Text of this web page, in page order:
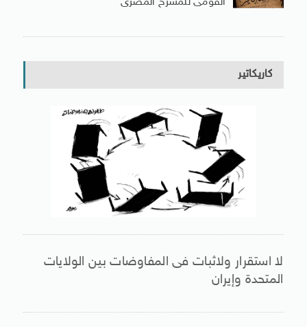
كاريكاتير
لا استقرار ولاثبات فى المفاوضات بين الولايات
المتحدة وإيران